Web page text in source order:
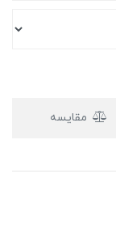
مقایسه